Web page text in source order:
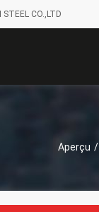
CO.,LTD
Aperçu /